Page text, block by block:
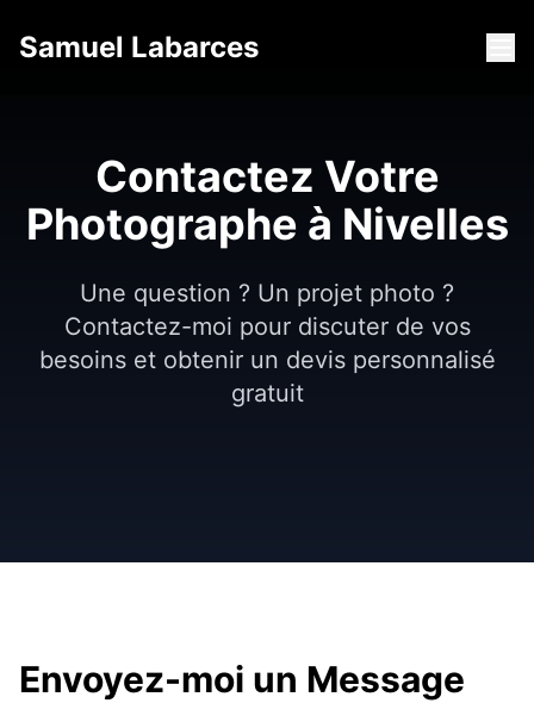
Samuel Labarces
Contactez Votre
Photographe à Nivelles
Une question ? Un projet photo ?
Contactez-moi pour discuter de vos
besoins et obtenir un devis personnalisé
gratuit
Envoyez-moi un Message